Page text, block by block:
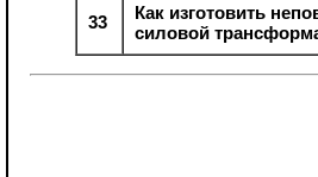
33
Как изготовить
силовой